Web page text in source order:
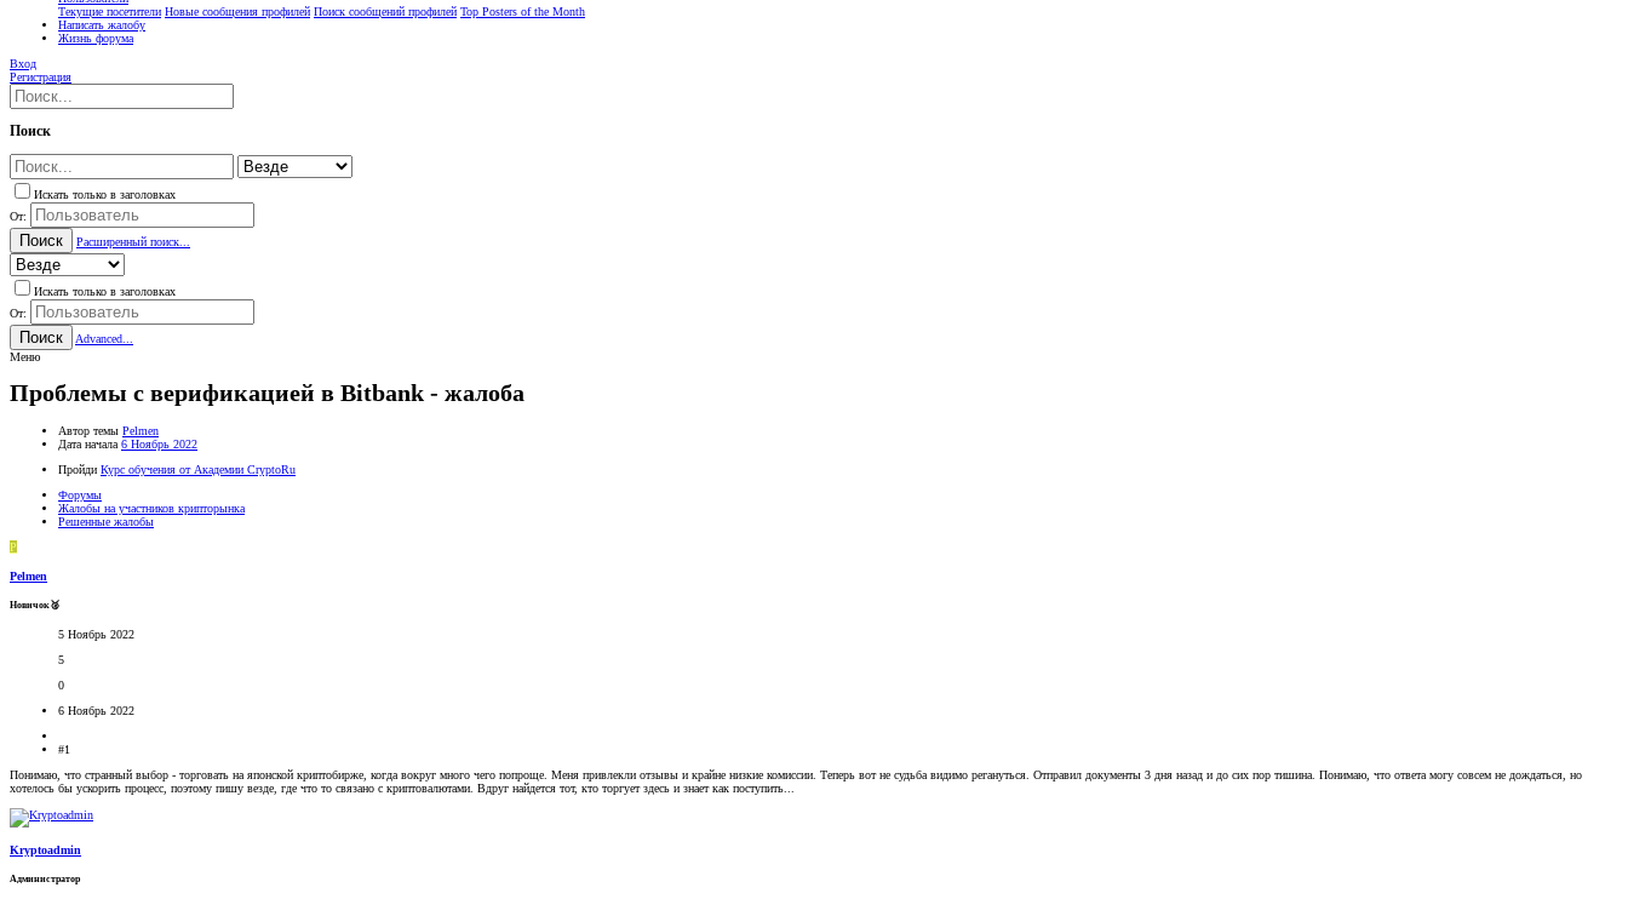
Текущие посетители Новые сообщения профилей Поиск сообщений профилей Top Posters of the Month
Написать жалобу
Жизнь форума
Вход
Регистрация
Поиск
Искать только в заголовках
От:
Поиск Расширенный поиск...
Искать только в заголовках
От:
Поиск
Advanced...
Меню
Проблемы с верификацией в Bitbank - жалоба
Автор темы Pelmen
Дата начала 6 Ноябрь 2022
Пройди Курс обучения от Академии CryptoRu
Форумы
Жалобы на участников крипторынка
Решенные жалобы
P
Pelmen
Новичок🥈
5 Ноябрь 2022
5
0
6 Ноябрь 2022
#1
Понимаю, что странный выбор - торговать на японской криптобирже, когда вокруг много чего попроще. Меня привлекли отзывы и крайне низкие комиссии. Теперь вот не судьба видимо регануться. Отправил документы 3 дня назад и до сих пор тишина. Понимаю, что ответа могу совсем не дождаться, но
хотелось бы ускорить процесс, поэтому пишу везде, где что то связано с криптовалютами. Вдруг найдется тот, кто торгует здесь и знает как поступить...
Kryptoadmin
Администратор